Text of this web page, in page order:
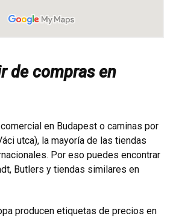
de compras en
en Budapest o caminas por
utca), la mayoría de las tiendas
Por eso puedes encontrar
Butlers y tiendas similares en
producen etiquetas de precios en